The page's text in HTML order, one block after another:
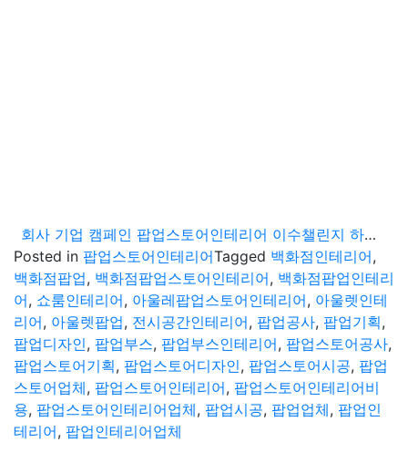
회사 기업 캠페인 팝업스토어인테리어 이수챌린지 하남 스타필드 시공기
Posted in 팝업스토어인테리어Tagged 백화점인테리어,
백화점팝업, 백화점팝업스토어인테리어, 백화점팝업인테리
어, 쇼룸인테리어, 아울레팝업스토어인테리어, 아울렛인테
리어, 아울렛팝업, 전시공간인테리어, 팝업공사, 팝업기획,
팝업디자인, 팝업부스, 팝업부스인테리어, 팝업스토어공사,
팝업스토어기획, 팝업스토어디자인, 팝업스토어시공, 팝업
스토어업체, 팝업스토어인테리어, 팝업스토어인테리어비
용, 팝업스토어인테리어업체, 팝업시공, 팝업업체, 팝업인
테리어, 팝업인테리어업체